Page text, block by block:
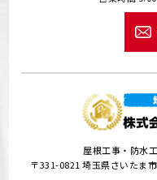
屋根工事・防水
〒331-0821 埼玉県さいたま